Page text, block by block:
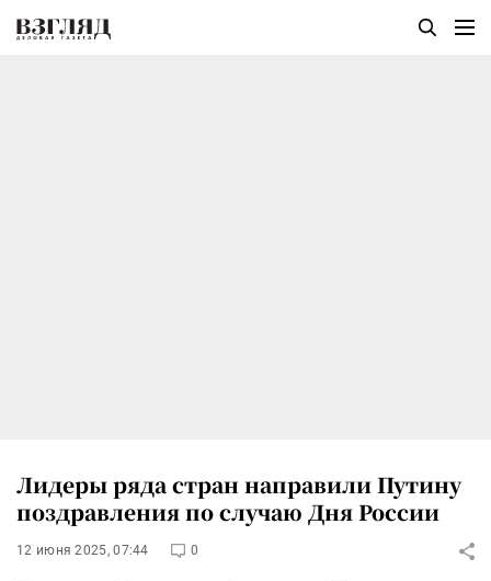
Лидеры ряда стран направили Путину
поздравления по случаю Дня России
12 июня 2025, 07:44 0